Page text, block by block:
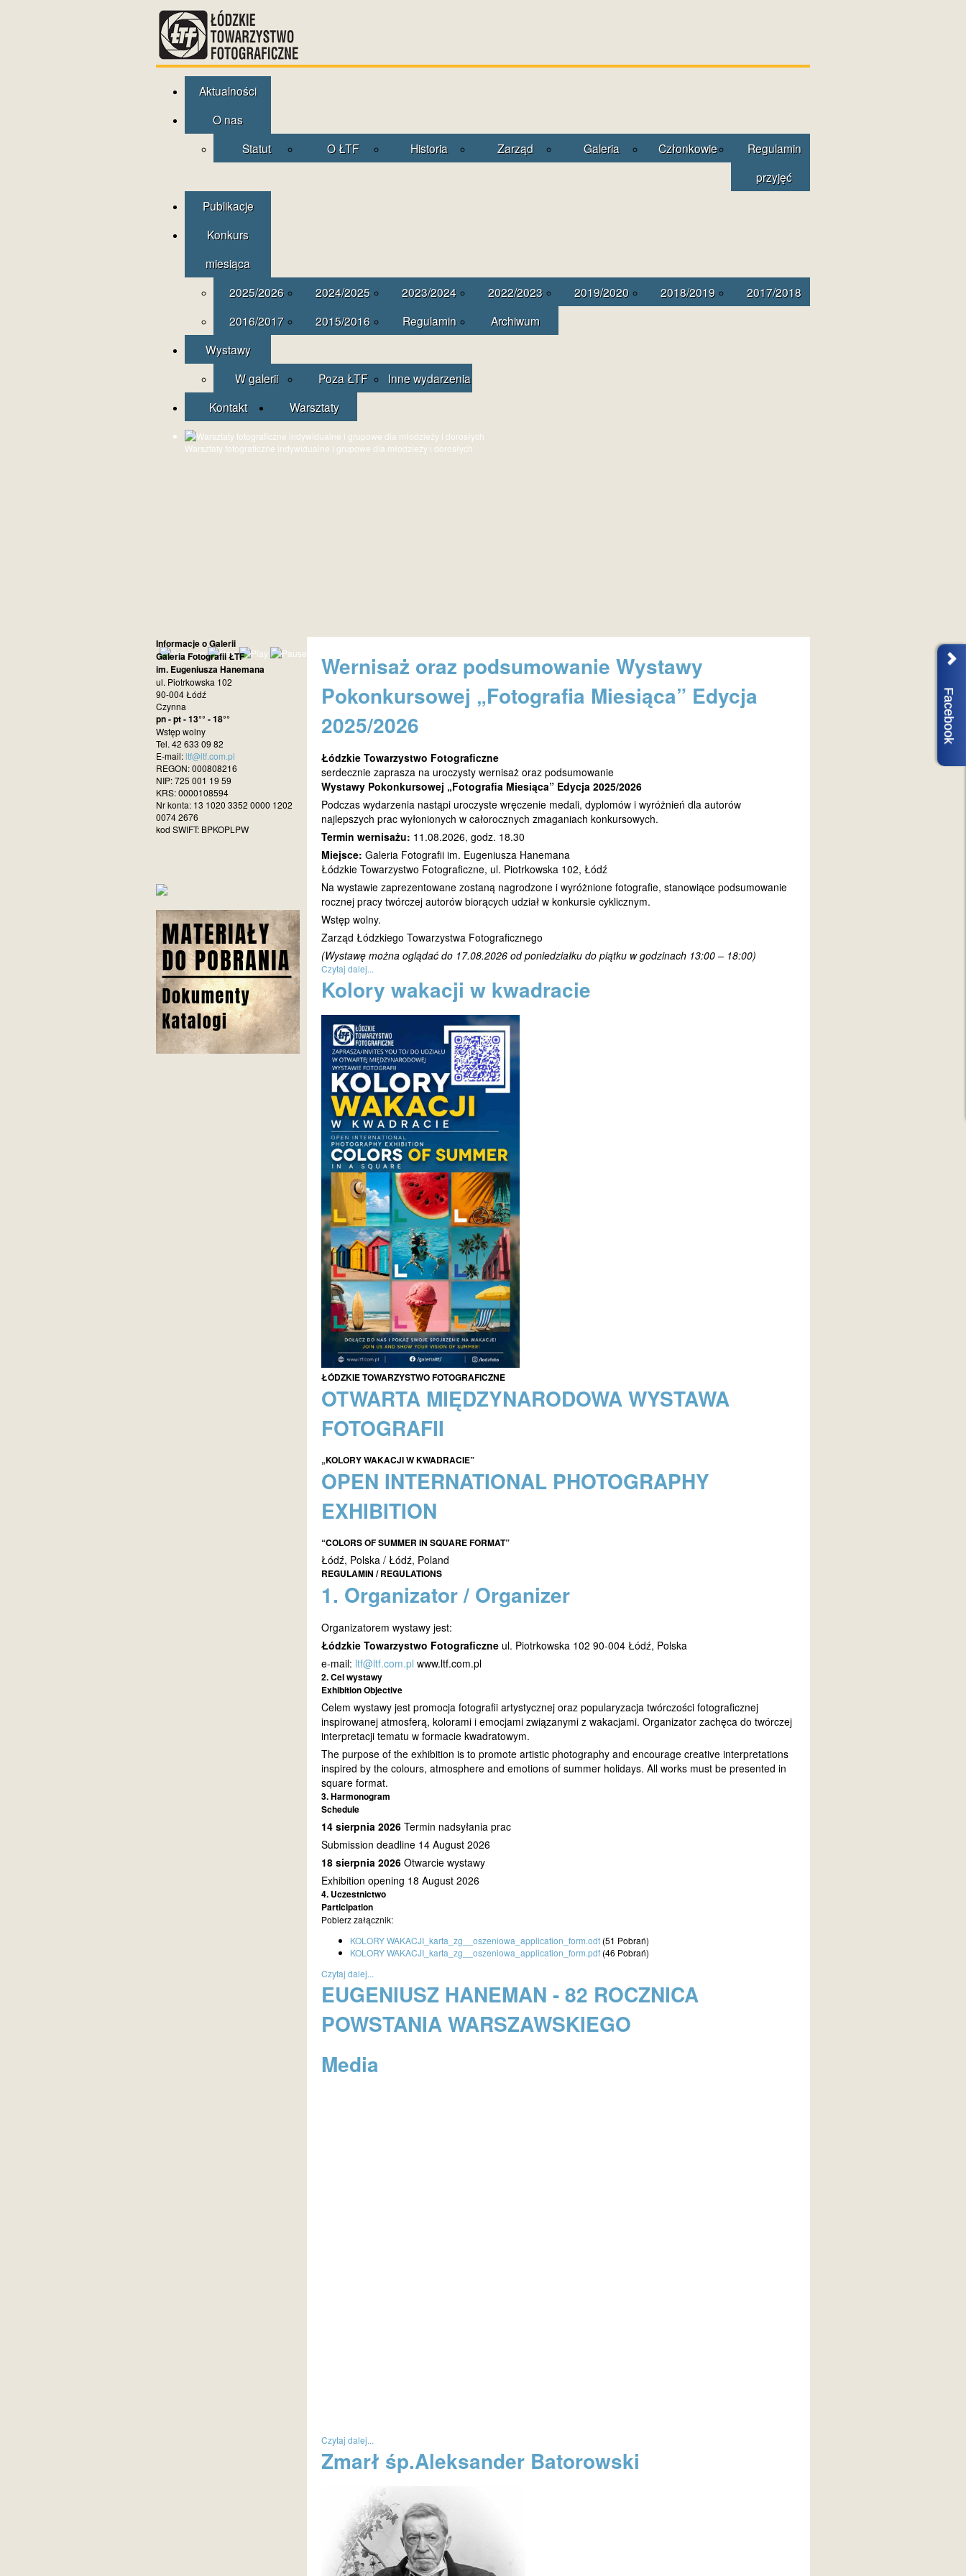
Aktualności
O nas
Statut
O ŁTF Historia Zarząd Galeria Członkowie
Regulamin
przyjęć
Publikacje
Konkurs
miesiąca
2025/2026
2024/2025 2023/2024 2022/2023 2019/2020 2018/2019
2017/2018
2016/2017
2015/2016 Regulamin
Archiwum
Wystawy
W galerii
Poza ŁTF
Inne wydarzenia
Kontakt
Warsztaty
Warsztaty fotograficzne indywidualne i grupowe dla młodzieży i dorosłych
Wernisaż oraz podsumowanie Wystawy
Pokonkursowej „Fotografia Miesiąca” Edycja
2025/2026
Łódzkie Towarzystwo Fotograficzne
serdecznie zaprasza na uroczysty wernisaż oraz podsumowanie
Wystawy Pokonkursowej „Fotografia Miesiąca” Edycja 2025/2026
Podczas wydarzenia nastąpi uroczyste wręczenie medali, dyplomów i wyróżnień dla autorów
najlepszych prac wyłonionych w całorocznych zmaganiach konkursowych.
Termin wernisażu: 11.08.2026, godz. 18.30
Miejsce: Galeria Fotografii im. Eugeniusza Hanemana
Łódzkie Towarzystwo Fotograficzne, ul. Piotrkowska 102, Łódź
Na wystawie zaprezentowane zostaną nagrodzone i wyróżnione fotografie, stanowiące podsumowanie
rocznej pracy twórczej autorów biorących udział w konkursie cyklicznym.
Wstęp wolny.
Zarząd Łódzkiego Towarzystwa Fotograficznego
(Wystawę można oglądać do 17.08.2026 od poniedziałku do piątku w godzinach 13:00 – 18:00)
Czytaj dalej...
Kolory wakacji w kwadracie
ŁÓDZKIE TOWARZYSTWO FOTOGRAFICZNE
OTWARTA MIĘDZYNARODOWA WYSTAWA
FOTOGRAFII
„KOLORY WAKACJI W KWADRACIE”
OPEN INTERNATIONAL PHOTOGRAPHY
EXHIBITION
“COLORS OF SUMMER IN SQUARE FORMAT”
Łódź, Polska / Łódź, Poland
REGULAMIN / REGULATIONS
1. Organizator / Organizer
Organizatorem wystawy jest:
Łódzkie Towarzystwo Fotograficzne ul. Piotrkowska 102 90-004 Łódź, Polska
e-mail: ltf@ltf.com.pl www.ltf.com.pl
2. Cel wystawy
Exhibition Objective
Celem wystawy jest promocja fotografii artystycznej oraz popularyzacja twórczości fotograficznej
inspirowanej atmosferą, kolorami i emocjami związanymi z wakacjami. Organizator zachęca do twórczej
interpretacji tematu w formacie kwadratowym.
The purpose of the exhibition is to promote artistic photography and encourage creative interpretations
inspired by the colours, atmosphere and emotions of summer holidays. All works must be presented in
square format.
3. Harmonogram
Schedule
14 sierpnia 2026 Termin nadsyłania prac
Submission deadline 14 August 2026
18 sierpnia 2026 Otwarcie wystawy
Exhibition opening 18 August 2026
4. Uczestnictwo
Participation
Pobierz załącznik:
KOLORY WAKACJI_karta_zg__oszeniowa_application_form.odt (51 Pobrań)
KOLORY WAKACJI_karta_zg__oszeniowa_application_form.pdf (46 Pobrań)
Czytaj dalej...
EUGENIUSZ HANEMAN - 82 ROCZNICA
POWSTANIA WARSZAWSKIEGO
Media
Czytaj dalej...
Zmarł śp.Aleksander Batorowski
Informacje o Galerii
Galeria Fotografii ŁTF
im. Eugeniusza Hanemana
ul. Piotrkowska 102
90-004 Łódź
Czynna
pn - pt - 13°° - 18°°
Wstęp wolny
Tel. 42 633 09 82
E-mail:ltf@ltf.com.pl
REGON: 000808216
NIP: 725 001 19 59
KRS: 0000108594
Nr konta: 13 1020 3352 0000 1202
0074 2676
kod SWIFT: BPKOPLPW
Facebook